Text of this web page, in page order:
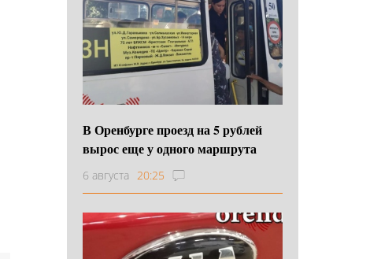
В Оренбурге проезд на 5 рублей
вырос еще у одного маршрута
6 августа 20:25